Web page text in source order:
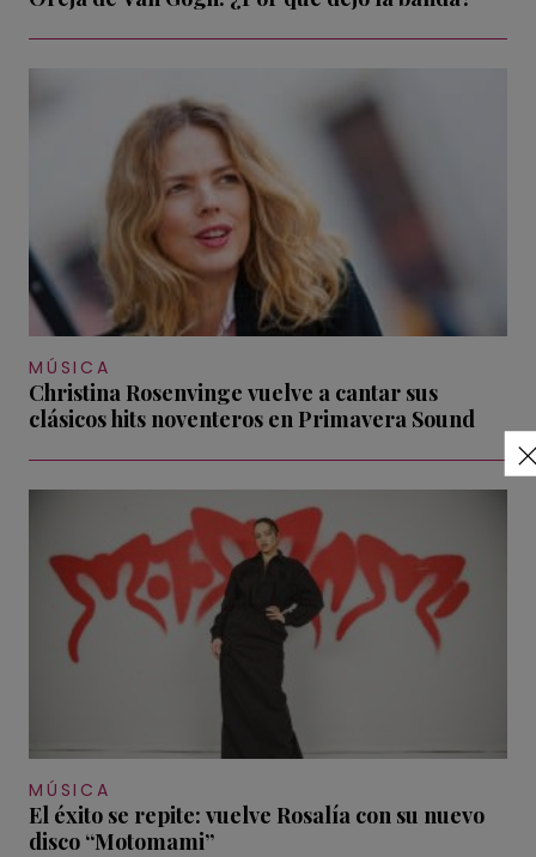
MÚSICA
Christina Rosenvinge vuelve a cantar sus
clásicos hits noventeros en Primavera Sound
MÚSICA
El éxito se repite: vuelve Rosalía con su nuevo
disco “Motomami”